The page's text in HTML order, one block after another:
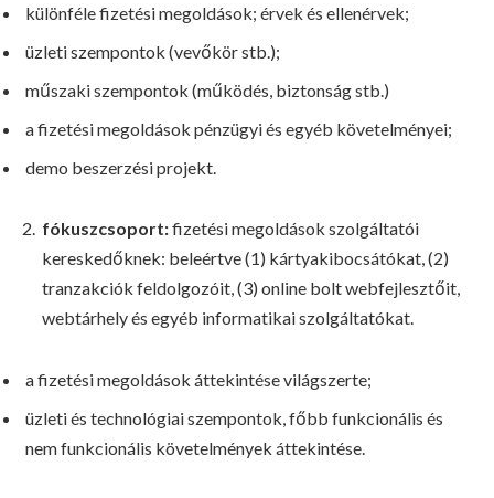
különféle fizetési megoldások; érvek és ellenérvek;
üzleti szempontok (vevőkör stb.);
műszaki szempontok (működés, biztonság stb.)
a fizetési megoldások pénzügyi és egyéb követelményei;
demo beszerzési projekt.
fókuszcsoport:fizetési megoldások szolgáltatói
kereskedőknek: beleértve (1) kártyakibocsátókat, (2)
tranzakciók feldolgozóit, (3) online bolt webfejlesztőit,
webtárhely és egyéb informatikai szolgáltatókat.
a fizetési megoldások áttekintése világszerte;
üzleti és technológiai szempontok, főbb funkcionális és
nem funkcionális követelmények áttekintése.